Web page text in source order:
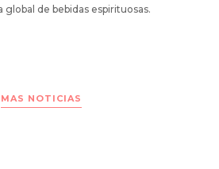
de bebidas espirituosas.
MAS NOTICIAS